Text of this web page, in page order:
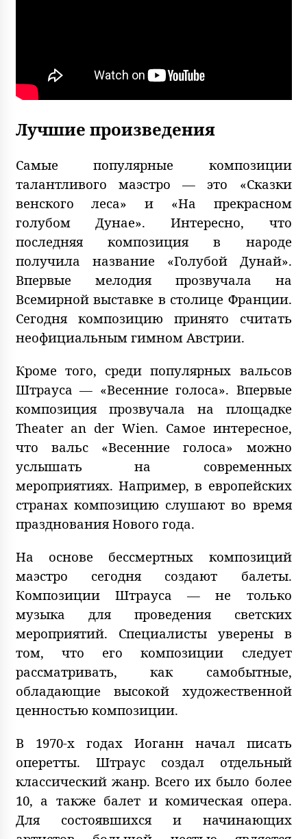
Лучшие произведения
Самые популярные композиции
талантливого маэстро — это «Сказки
венского леса» и «На прекрасном
голубом Дунае». Интересно, что
последняя композиция в народе
получила название «Голубой Дунай».
Впервые мелодия прозвучала на
Всемирной выставке в столице Франции.
Сегодня композицию принято считать
неофициальным гимном Австрии.
Кроме того, среди популярных вальсов
Штрауса — «Весенние голоса». Впервые
композиция прозвучала на площадке
Theater an der Wien. Самое интересное,
что вальс «Весенние голоса» можно
услышать на современных
мероприятиях. Например, в европейских
странах композицию слушают во время
празднования Нового года.
На основе бессмертных композиций
маэстро сегодня создают балеты.
Композиции Штрауса — не только
музыка для проведения светских
мероприятий. Специалисты уверены в
том, что его композиции следует
рассматривать, как самобытные,
обладающие высокой художественной
ценностью композиции.
В 1970-х годах Иоганн начал писать
оперетты. Штраус создал отдельный
классический жанр. Всего их было более
10, а также балет и комическая опера.
Для состоявшихся и начинающих